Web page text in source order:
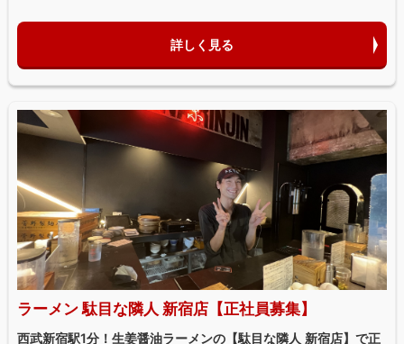
詳しく見る
ラーメン 駄目な隣人 新宿店【正社員募集】
西武新宿駅1分！生姜醤油ラーメンの【駄目な隣人 新宿店】で正